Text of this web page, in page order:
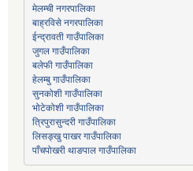
मेलम्ची नगरपालिका
बाह्रविसे नगरपालिका
ईन्द्रावती गाउँपालिका
जुगल गाउँपालिका
बलेफी गाउँपालिका
हेलम्बु गाउँपालिका
सुनकोशी गाउँपालिका
भोटेकोशी गाउँपालिका
त्रिपुरासुन्दरी गाउँपालिका
लिसङ्खु पाखर गाउँपालिका
पाँचपोखरी थाङपाल गाउँपालिका